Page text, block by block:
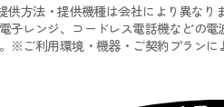
供方法・提供機種は会社により異な
子レンジ、コードレス電話機などの
※ご利用環境・機器・ご契約プランに